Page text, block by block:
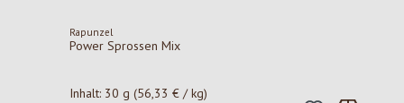
Rapunzel
Power Sprossen Mix
Inhalt: 30 g(56,33 € / kg)